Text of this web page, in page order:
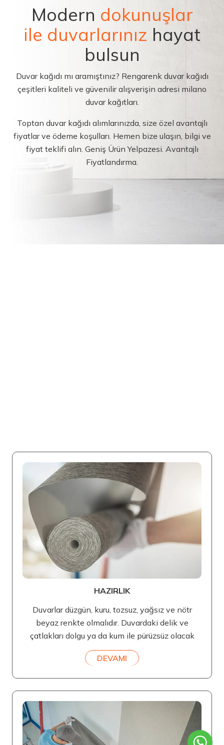
Modern dokunuşlar
ile duvarlarınız hayat
bulsun
Duvar kağıdı mı aramıştınız? Rengarenk duvar kağıdı
çeşitleri kaliteli ve güvenilir alışverişin adresi milano
duvar kağıtları.
Toptan duvar kağıdı alımlarınızda, size özel avantajlı
fiyatlar ve ödeme koşulları. Hemen bize ulaşın, bilgi ve
fiyat teklifi alın. Geniş Ürün Yelpazesi. Avantajlı
Fiyatlandırma.
HAZIRLIK
Duvarlar düzgün, kuru, tozsuz, yağsız ve nötr
beyaz renkte olmalıdır. Duvardaki delik ve
çatlakları dolgu ya da kum ile pürüzsüz olacak
DEVAMI